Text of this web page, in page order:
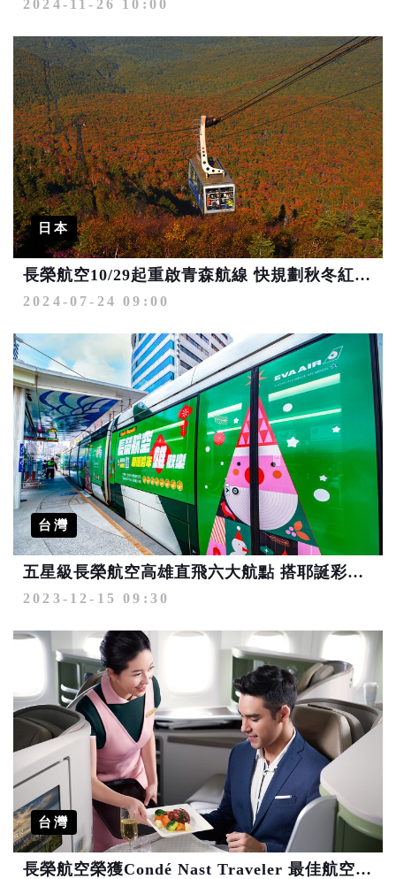
2024-11-26 10:00
日本
長榮航空10/29起重啟青森航線 快規劃秋冬紅葉戲雪之旅！
2024-07-24 09:00
台灣
五星級長榮航空高雄直飛六大航點 搭耶誕彩繪輕軌列車抽機票
2023-12-15 09:30
台灣
長榮航空榮獲Condé Nast Traveler 最佳航空、最佳餐飲雙項肯定